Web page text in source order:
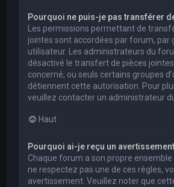
Pourquoi ne puis-je pas transférer
Les permissions permettant de
jointes sont accordées par forum, par
utilisateur. Les administrateurs du
désactivé le transfert de pièces
concerné, ou seuls certains groupes
détiennent cette autorisation. Pour
veuillez contacter un administrateur
Haut
Pourquoi ai-je reçu un
Chaque forum a son propre ensemble
ne respectez pas une de ces règles,
avertissement. Veuillez noter que